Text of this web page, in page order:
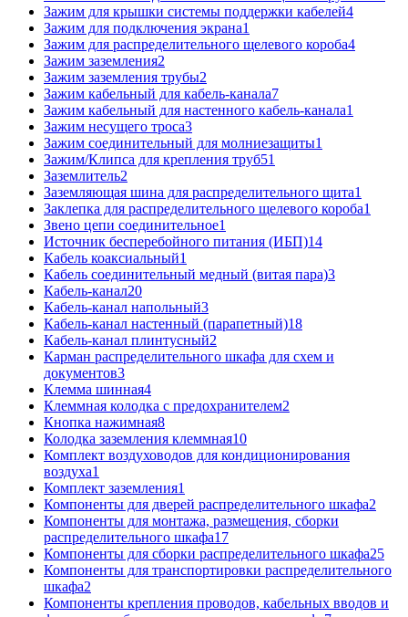
Зажим для крышки системы поддержки кабелей4
Зажим для подключения экрана1
Зажим для распределительного щелевого короба4
Зажим заземления2
Зажим заземления трубы2
Зажим кабельный для кабель-канала7
Зажим кабельный для настенного кабель-канала1
Зажим несущего троса3
Зажим соединительный для молниезащиты1
Зажим/Клипса для крепления труб51
Заземлитель2
Заземляющая шина для распределительного щита1
Заклепка для распределительного щелевого короба1
Звено цепи соединительное1
Источник бесперебойного питания (ИБП)14
Кабель коаксиальный1
Кабель соединительный медный (витая пара)3
Кабель-канал20
Кабель-канал напольный3
Кабель-канал настенный (парапетный)18
Кабель-канал плинтусный2
Карман распределительного шкафа для схем и
документов3
Клемма шинная4
Клеммная колодка с предохранителем2
Кнопка нажимная8
Колодка заземления клеммная10
Комплект воздуховодов для кондиционирования
воздуха1
Комплект заземления1
Компоненты для дверей распределительного шкафа2
Компоненты для монтажа, размещения, сборки
распределительного шкафа17
Компоненты для сборки распределительного шкафа25
Компоненты для транспортировки распределительного
шкафа2
Компоненты крепления проводов, кабельных вводов и